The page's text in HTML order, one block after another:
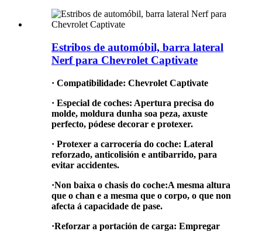
Estribos de automóbil, barra lateral
Nerf para Chevrolet Captivate
· Compatibilidade: Chevrolet Captivate
· Especial de coches: Apertura precisa do
molde, moldura dunha soa peza, axuste
perfecto, pódese decorar e protexer.
· Protexer a carrocería do coche: Lateral
reforzado, anticolisión e antibarrido, para
evitar accidentes.
·Non baixa o chasis do coche:A mesma altura
que o chan e a mesma que o corpo, o que non
afecta á capacidade de pase.
·Reforzar a portación de carga: Empregar